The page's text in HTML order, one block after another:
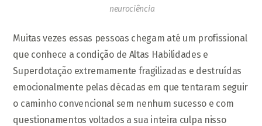
neurociência
Muitas vezes essas pessoas chegam até um profissional
que conhece a condição de Altas Habilidades e
Superdotação extremamente fragilizadas e destruídas
emocionalmente pelas décadas em que tentaram seguir
o caminho convencional sem nenhum sucesso e com
questionamentos voltados a sua inteira culpa nisso